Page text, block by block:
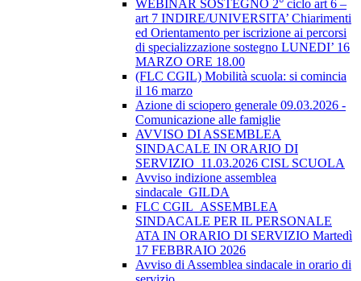
WEBINAR SOSTEGNO 2° ciclo art 6 –
art 7 INDIRE/UNIVERSITA’ Chiarimenti
ed Orientamento per iscrizione ai percorsi
di specializzazione sostegno LUNEDI’ 16
MARZO ORE 18.00
(FLC CGIL) Mobilità scuola: si comincia
il 16 marzo
Azione di sciopero generale 09.03.2026 -
Comunicazione alle famiglie
AVVISO DI ASSEMBLEA
SINDACALE IN ORARIO DI
SERVIZIO_11.03.2026 CISL SCUOLA
Avviso indizione assemblea
sindacale_GILDA
FLC CGIL_ASSEMBLEA
SINDACALE PER IL PERSONALE
ATA IN ORARIO DI SERVIZIO Martedì
17 FEBBRAIO 2026
Avviso di Assemblea sindacale in orario di